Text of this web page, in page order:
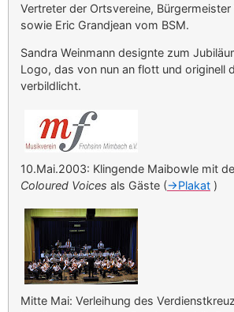
Vertreter der Ortsvereine,
sowie Eric Grandjean vom BSM.
Sandra Weinmann designte zum
Logo, das von nun an flott und originell
verbildlicht.
10.Mai.2003: Klingende Maibowle mit
Coloured Voices als Gäste (->Plakat )
Mitte Mai: Verleihung des